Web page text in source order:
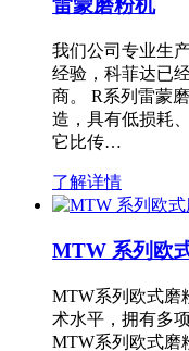
雷蒙磨粉机
我们公司专业生
经验，科菲达已
商。 R系列雷蒙
造，具有低损耗
它比传…
了解详情
MTW 系列欧
MTW系列欧式磨
术水平，拥有多
MTW系列欧式磨